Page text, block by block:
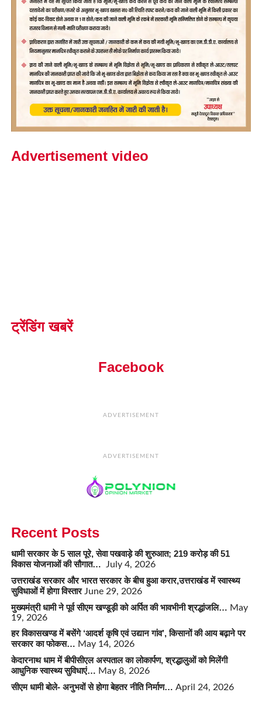
Advertisement video
ट्रेंडिंग खबरें
Facebook
ADVERTISEMENT
ADVERTISEMENT
Recent Posts
धामी सरकार के 5 साल पूरे, सेवा पखवाड़े की शुरुआत; 219 करोड़ की 51
विकास योजनाओं की सौगात…
July 4, 2026
उत्तराखंड सरकार और भारत सरकार के बीच हुआ करार,उत्तराखंड में स्वास्थ्य
सुविधाओं में होगा विस्तार June 29, 2026
मुख्यमंत्री धामी ने पूर्व सीएम खण्डूड़ी को अर्पित की भावभीनी श्रद्धांजलि… May
19, 2026
हर विकासखण्ड में बसेंगे ‘आदर्श कृषि एवं उद्यान गांव’, किसानों की आय बढ़ाने पर
सरकार का फोकस… May 14, 2026
केदारनाथ धाम में बीपीसीएल अस्पताल का लोकार्पण, श्रद्धालुओं को मिलेंगी
आधुनिक स्वास्थ्य सुविधाएं… May 8, 2026
सीएम धामी बोले- अनुभवों से होगा बेहतर नीति निर्माण… April 24, 2026